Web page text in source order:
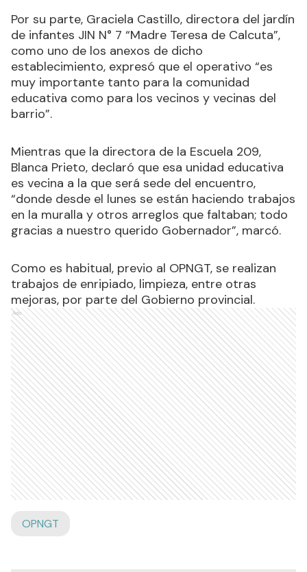
Por su parte, Graciela Castillo, directora del jardín
de infantes JIN N° 7 “Madre Teresa de Calcuta”,
como uno de los anexos de dicho
establecimiento, expresó que el operativo “es
muy importante tanto para la comunidad
educativa como para los vecinos y vecinas del
barrio”.
Mientras que la directora de la Escuela 209,
Blanca Prieto, declaró que esa unidad educativa
es vecina a la que será sede del encuentro,
“donde desde el lunes se están haciendo trabajos
en la muralla y otros arreglos que faltaban; todo
gracias a nuestro querido Gobernador”, marcó.
Como es habitual, previo al OPNGT, se realizan
trabajos de enripiado, limpieza, entre otras
mejoras, por parte del Gobierno provincial.
Ads
OPNGT